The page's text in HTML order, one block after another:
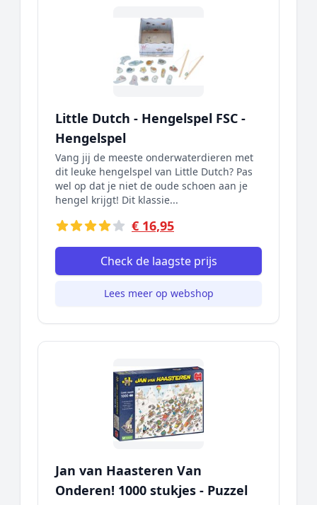
Little Dutch - Hengelspel FSC -
Hengelspel
Vang jij de meeste onderwaterdieren met
dit leuke hengelspel van Little Dutch? Pas
wel op dat je niet de oude schoen aan je
hengel krijgt! Dit klassie...
€ 16,95
Check de laagste prijs
Lees meer op webshop
Jan van Haasteren Van
Onderen! 1000 stukjes - Puzzel